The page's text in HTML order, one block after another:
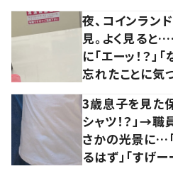
夜、コインラン
見。よく見ると
に「エーッ！？」
忘れたことに気
3歳息子を見た
シャツ！？」→
さかの光景に…
るはず」「すげー